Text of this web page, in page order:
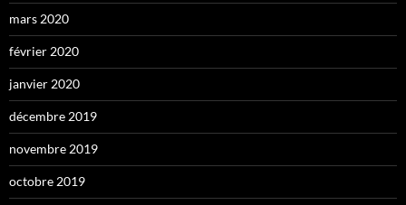
mars 2020
février 2020
janvier 2020
décembre 2019
novembre 2019
octobre 2019